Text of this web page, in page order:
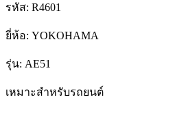
รหัส: R4601
ยี่ห้อ: YOKOHAMA
รุ่น: AE51
เหมาะสำหรับรถยนต์